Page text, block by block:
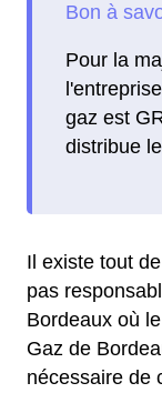
Pour la
gaz est
distribue
Il existe tout
pas
Bordeaux où
Gaz de
nécessaire de